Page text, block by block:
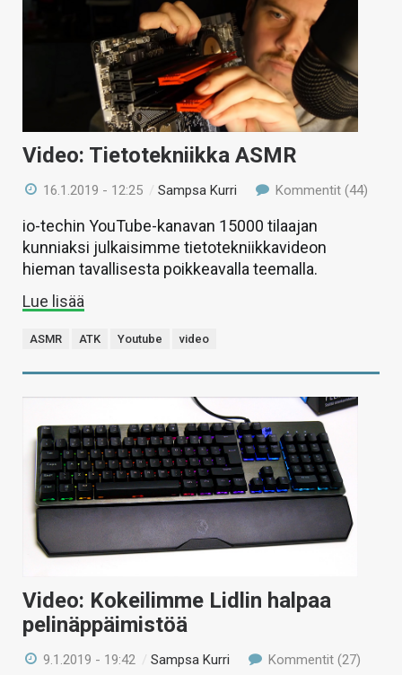
VAIHDA TEEMA
HAKU
Video: Tietotekniikka ASMR
16.1.2019 - 12:25 /Sampsa Kurri Kommentit (44)
io-techin YouTube-kanavan 15000 tilaajan
kunniaksi julkaisimme tietotekniikkavideon
hieman tavallisesta poikkeavalla teemalla.
Lue lisää
ASMR ATK Youtube video
Video: Kokeilimme Lidlin halpaa
pelinäppäimistöä
9.1.2019 - 19:42 /Sampsa Kurri Kommentit (27)